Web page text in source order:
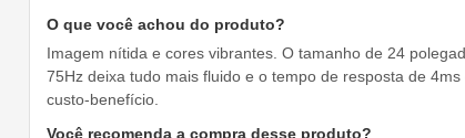
O que você achou do produto?
Imagem nítida e cores vibrantes. O tamanho de 24
75Hz deixa tudo mais fluido e o tempo de resposta de
custo-benefício.
Você recomenda a compra desse produto?